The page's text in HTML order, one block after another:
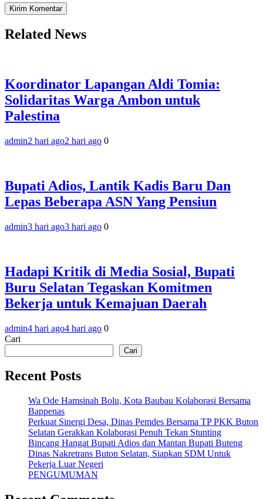
Related News
Koordinator Lapangan Aldi Tomia:
Solidaritas Warga Ambon untuk
Palestina
admin2 hari ago2 hari ago 0
Bupati Adios, Lantik Kadis Baru Dan
Lepas Beberapa ASN Yang Pensiun
admin3 hari ago3 hari ago 0
Hadapi Kritik di Media Sosial, Bupati
Buru Selatan Tegaskan Komitmen
Bekerja untuk Kemajuan Daerah
admin4 hari ago4 hari ago 0
Cari
Cari
Recent Posts
Wa Ode Hamsinah Bolu, Kota Baubau Kolaborasi Bersama
Bappenas
Perkuat Sinergi Desa, Dinas Pemdes Bersama TP PKK Buton
Selatan Gerakkan Kolaborasi Penuh Tekan Stunting
Bincang Hangat Bupati Adios dan Mantan Bupati Buteng
Dinas Nakretrans Buton Selatan, Siapkan SDM Untuk
Pekerja Luar Negeri
PENGUMUMAN